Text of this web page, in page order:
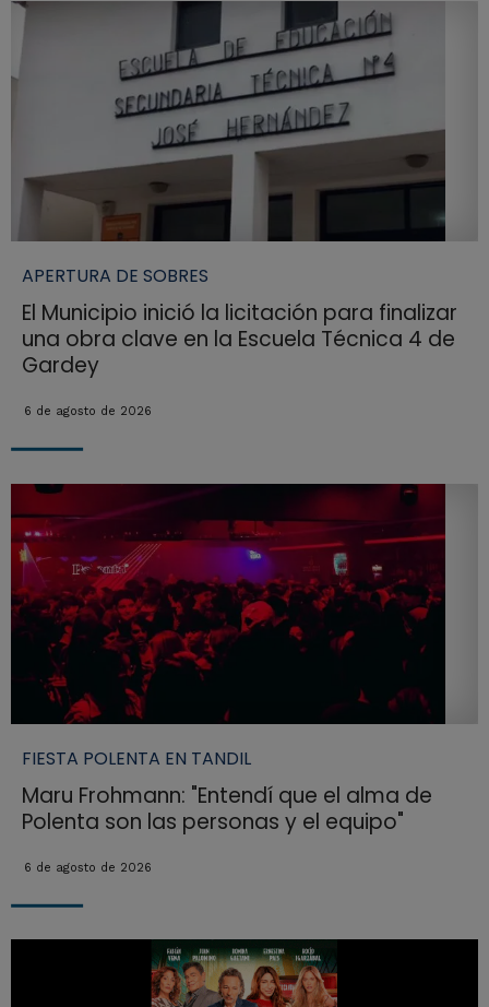
APERTURA DE SOBRES
El Municipio inició la licitación para finalizar
una obra clave en la Escuela Técnica 4 de
Gardey
6 de agosto de 2026
FIESTA POLENTA EN TANDIL
Maru Frohmann: "Entendí que el alma de
Polenta son las personas y el equipo"
6 de agosto de 2026